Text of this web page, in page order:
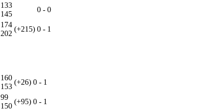
133
145
0 - 0
174
202
(+215) 0 - 1
160
153
(+26) 0 - 1
99
150
(+95) 0 - 1